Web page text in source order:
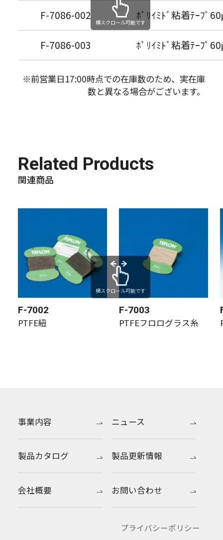
F-7086-002 ﾎﾟﾘｲﾐﾄﾞ粘着ﾃｰﾌﾟ
F-7086-003 ﾎﾟﾘｲﾐﾄﾞ粘着ﾃｰﾌﾟ
横スクロール可能です
※前営業日17:00時点での在庫数のため、実在庫
数と異なる場合がございます。
Related Products
関連商品
F-7002
PTFE紐
F-7003
PTFEフロログラス糸
横スクロール可能です
事業内容
製品カタログ
会社概要
ニュース
製品更新情報
お問い合わせ
プライバシーポリシー